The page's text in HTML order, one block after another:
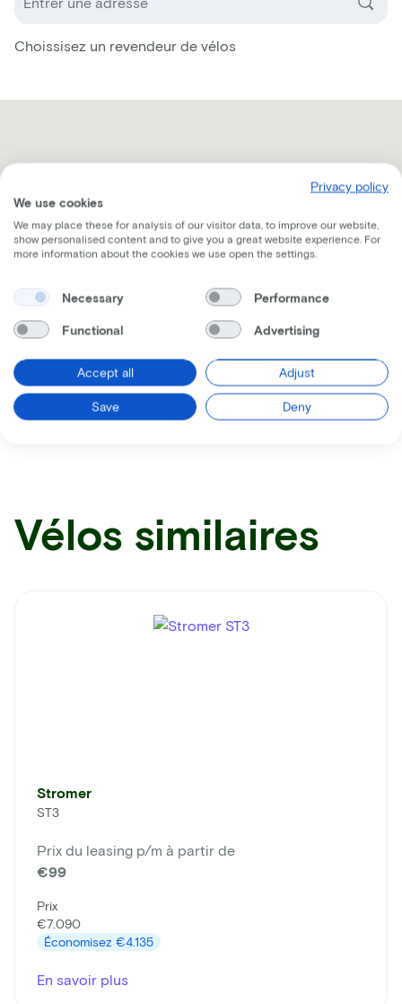
Choissisez un revendeur de vélos
Recevez toutes les informations par mail
Vélos similaires
Stromer
ST3
Prix du leasing p/m à partir de
€99
Prix
€7.090
Économisez €4.135
En savoir plus
Privacy policy
We use cookies
We may place these for analysis of our visitor data, to improve our website,
show personalised content and to give you a great website experience. For
more information about the cookies we use open the settings.
Necessary Performance
Functional Advertising
Accept all Adjust
Save Deny